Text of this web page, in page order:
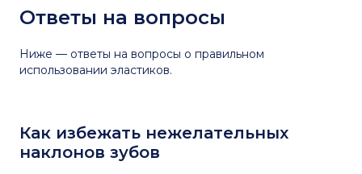
Ответы на вопросы
Ниже — ответы на вопросы о правильном
использовании эластиков.
Как избежать нежелательных
наклонов зубов